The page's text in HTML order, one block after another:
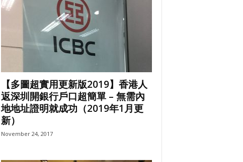
【多圖超實用更新版2019】香港人
返深圳開銀行戶口超簡單 – 無需內
地地址證明就成功（2019年1月更
新）
November 24, 2017